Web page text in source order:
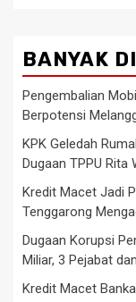
BANYAK
Pengembalian
Berpotensi
KPK Geledah
Dugaan TPPU Rita
Kredit Macet Jadi
Tenggarong
Dugaan Korupsi
Miliar, 3 Pejabat
Kredit Macet